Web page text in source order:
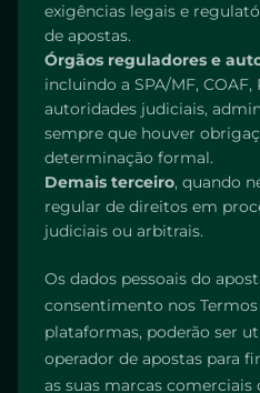
exigências legais e
de apostas.
Órgãos reguladores e
incluindo a SPA/MF, COAF,
autoridades judiciais,
sempre que houver
determinação formal.
Demais terceiro, quando
regular de direitos em
judiciais ou arbitrais.
Os dados pessoais do
consentimento nos
plataformas, poderão ser
operador de apostas para
as suas marcas